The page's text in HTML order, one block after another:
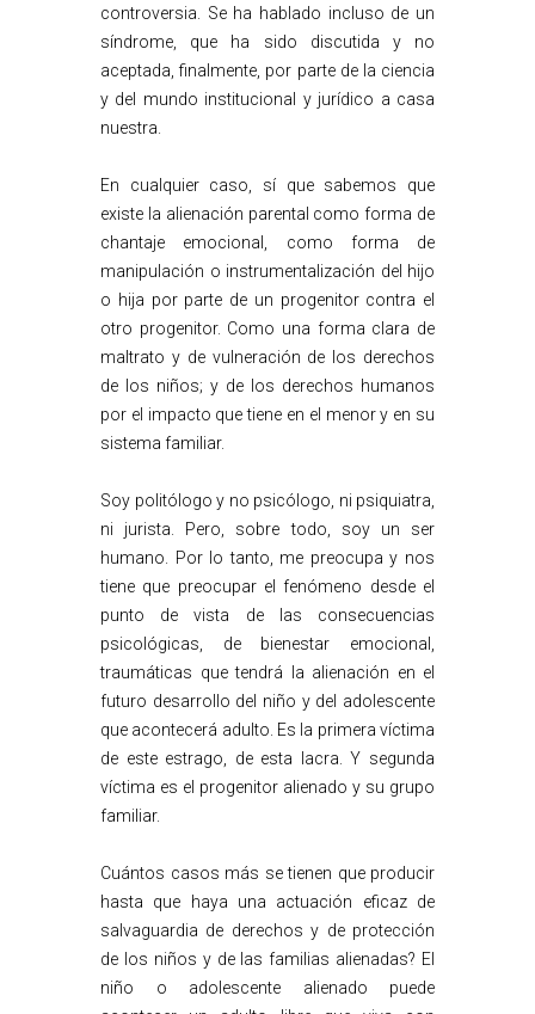
controversia. Se ha hablado incluso de un
síndrome, que ha sido discutida y no
aceptada, finalmente, por parte de la ciencia
y del mundo institucional y jurídico a casa
nuestra.
En cualquier caso, sí que sabemos que
existe la alienación parental como forma de
chantaje emocional, como forma de
manipulación o instrumentalización del hijo
o hija por parte de un progenitor contra el
otro progenitor. Como una forma clara de
maltrato y de vulneración de los derechos
de los niños; y de los derechos humanos
por el impacto que tiene en el menor y en su
sistema familiar.
Soy politólogo y no psicólogo, ni psiquiatra,
ni jurista. Pero, sobre todo, soy un ser
humano. Por lo tanto, me preocupa y nos
tiene que preocupar el fenómeno desde el
punto de vista de las consecuencias
psicológicas, de bienestar emocional,
traumáticas que tendrá la alienación en el
futuro desarrollo del niño y del adolescente
que acontecerá adulto. Es la primera víctima
de este estrago, de esta lacra. Y segunda
víctima es el progenitor alienado y su grupo
familiar.
Cuántos casos más se tienen que producir
hasta que haya una actuación eficaz de
salvaguardia de derechos y de protección
de los niños y de las familias alienadas? El
niño o adolescente alienado puede